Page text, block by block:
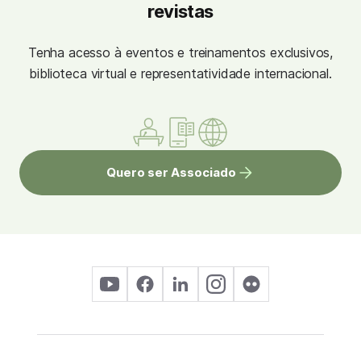
revistas
Tenha acesso à eventos e treinamentos exclusivos,
biblioteca virtual e representatividade internacional.
Quero ser Associado